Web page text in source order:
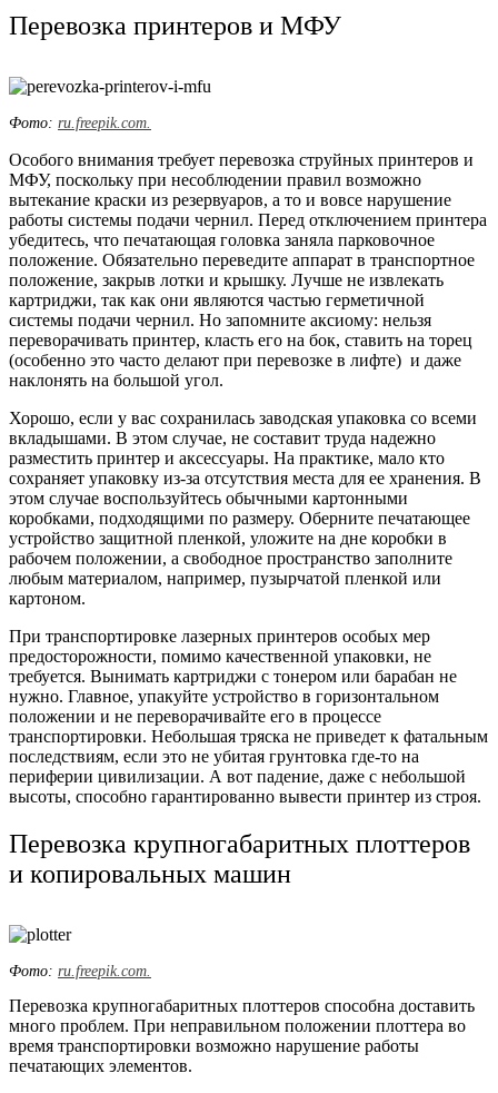
Перевозка принтеров и МФУ
Фото: ru.freepik.com.
Особого внимания требует перевозка струйных принтеров и
МФУ, поскольку при несоблюдении правил возможно
вытекание краски из резервуаров, а то и вовсе нарушение
работы системы подачи чернил. Перед отключением принтера
убедитесь, что печатающая головка заняла парковочное
положение. Обязательно переведите аппарат в транспортное
положение, закрыв лотки и крышку. Лучше не извлекать
картриджи, так как они являются частью герметичной
системы подачи чернил. Но запомните аксиому: нельзя
переворачивать принтер, класть его на бок, ставить на торец
(особенно это часто делают при перевозке в лифте) и даже
наклонять на большой угол.
Хорошо, если у вас сохранилась заводская упаковка со всеми
вкладышами. В этом случае, не составит труда надежно
разместить принтер и аксессуары. На практике, мало кто
сохраняет упаковку из-за отсутствия места для ее хранения. В
этом случае воспользуйтесь обычными картонными
коробками, подходящими по размеру. Оберните печатающее
устройство защитной пленкой, уложите на дне коробки в
рабочем положении, а свободное пространство заполните
любым материалом, например, пузырчатой пленкой или
картоном.
При транспортировке лазерных принтеров особых мер
предосторожности, помимо качественной упаковки, не
требуется. Вынимать картриджи с тонером или барабан не
нужно. Главное, упакуйте устройство в горизонтальном
положении и не переворачивайте его в процессе
транспортировки. Небольшая тряска не приведет к фатальным
последствиям, если это не убитая грунтовка где-то на
периферии цивилизации. А вот падение, даже с небольшой
высоты, способно гарантированно вывести принтер из строя.
Перевозка крупногабаритных плоттеров
и копировальных машин
Фото: ru.freepik.com.
Перевозка крупногабаритных плоттеров способна доставить
много проблем. При неправильном положении плоттера во
время транспортировки возможно нарушение работы
печатающих элементов.